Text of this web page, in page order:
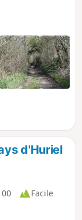
d'Huriel
00
Facile